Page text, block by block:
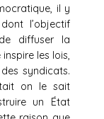
il y
l’objectif
diffuser la
les lois,
syndicats.
on le sait
un État